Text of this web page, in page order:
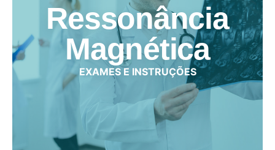
Ressonância
Magnética
EXAMES E INSTRUÇÕES